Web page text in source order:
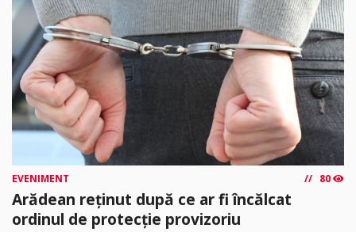
EVENIMENT 80
Arădean reținut după ce ar fi încălcat
ordinul de protecție provizoriu